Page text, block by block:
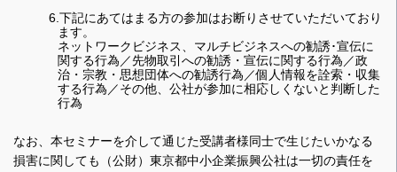
6.下記にあてはまる方の参加はお断りさせていただいており
ます。
ネットワークビジネス、マルチビジネスへの勧誘･宣伝に
関する行為／先物取引への勧誘・宣伝に関する行為／政
治・宗教・思想団体への勧誘行為／個人情報を詮索・収集
する行為／その他、公社が参加に相応しくないと判断した
行為
なお、本セミナーを介して通じた受講者様同士で生じたいかなる
損害に関しても（公財）東京都中小企業振興公社は一切の責任を